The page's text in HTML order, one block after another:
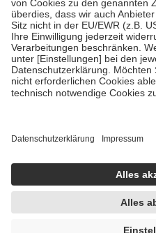
• Kindern und Jugendlichen bis
mit Ausnahme der Fahrkosten
• Untersuchungen zur Vorsorge
GKV getragen werden
• empfohlenen Schutzimpfungen
• Harn- und Blutteststreifen
getroffen, um sicherzustellen,
https://help.etrusted.com/hc/de/
Einige Bilder und Inhalte